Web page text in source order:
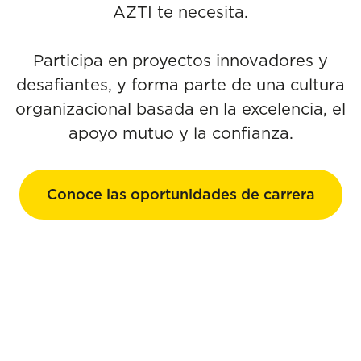
AZTI te necesita.
Participa en proyectos innovadores y
desafiantes, y forma parte de una cultura
organizacional basada en la excelencia, el
apoyo mutuo y la confianza.
Conoce las oportunidades de carrera